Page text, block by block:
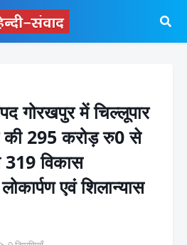
गोरखपुर में चिल्लूपार
की 295 करोड़ रु0 से
विकास
एवं शिलान्यास